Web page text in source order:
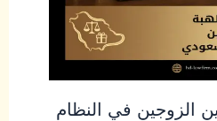
الزوجين في النظام